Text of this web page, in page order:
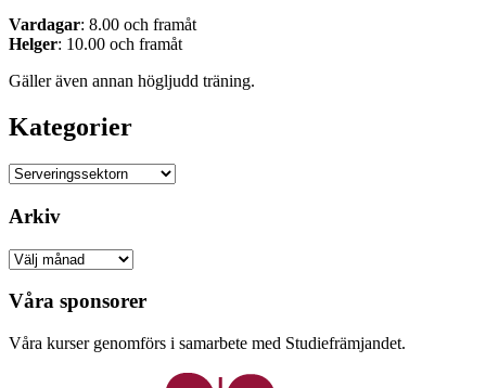
Vardagar: 8.00 och framåt
Helger: 10.00 och framåt
Gäller även annan högljudd träning.
Kategorier
Kategorier
Arkiv
Arkiv
Våra sponsorer
Våra kurser genomförs i samarbete med Studiefrämjandet.